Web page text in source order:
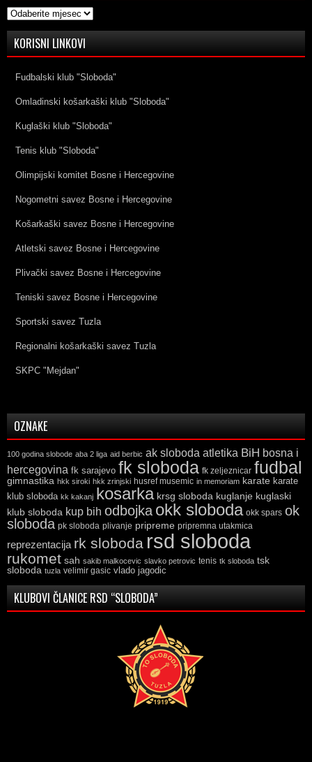
Arhive
KORISNI LINKOVI
Fudbalski klub "Sloboda"
Omladinski košarkaški klub "Sloboda"
Kuglaški klub "Sloboda"
Tenis klub "Sloboda"
Olimpijski komitet Bosne i Hercegovine
Nogometni savez Bosne i Hercegovine
Košarkaški savez Bosne i Hercegovine
Atletski savez Bosne i Hercegovine
Plivački savez Bosne i Hercegovine
Teniski savez Bosne i Hercegovine
Sportski savez Tuzla
Regionalni košarkaški savez Tuzla
SKPC "Mejdan"
OZNAKE
100 godina slobode aba 2 liga aid berbic ak sloboda atletika BiH bosna i
hercegovina fk sarajevo fk sloboda fk zeljeznicar fudbal
gimnastika hkk siroki hkk zrinjski husref musemic in memoriam karate karate
klub sloboda kk kakanj kosarka krsg sloboda kuglanje kuglaski
klub sloboda kup bih odbojka okk sloboda okk spars ok
sloboda pk sloboda plivanje pripreme pripremna utakmica
reprezentacija rk sloboda rsd sloboda
rukomet sah sakib malkocevic slavko petrovic tenis tk sloboda tsk
sloboda tuzla velimir gasic vlado jagodic
KLUBOVI ČLANICE RSD “SLOBODA”